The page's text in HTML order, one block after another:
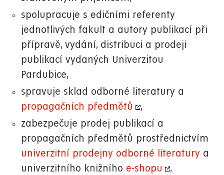
spolupracuje s edičními referenty
jednotlivých fakult a autory publikací při
přípravě, vydání, distribuci a prodeji
publikací vydaných Univerzitou
Pardubice,
spravuje sklad odborné literatury a
propagačních předmětů
,
zabezpečuje prodej publikací a
propagačních předmětů prostřednictvím
univerzitní prodejny odborné literatury a
univerzitního knižního e-shopu
,